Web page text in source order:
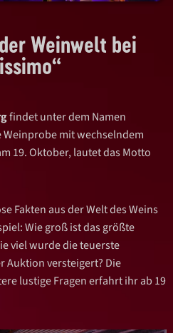
Weinwelt bei
findet unter dem Namen
Weinprobe mit wechselndem
19. Oktober, lautet das Motto
Fakten aus der Welt des Weins
Wie groß ist das größte
viel wurde die teuerste
Auktion versteigert? Die
lustige Fragen erfahrt ihr ab 19